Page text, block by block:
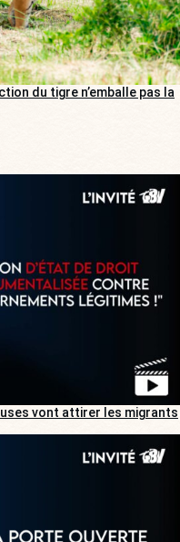
du tigre n’emballe pas la
vont attirer les migrants